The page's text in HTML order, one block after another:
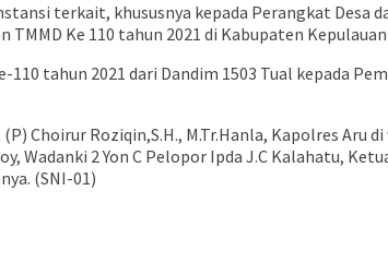
terkait, khususnya kepada Perangkat Desa
Ke 110 tahun 2021 di Kabupaten
tahun 2021 dari Dandim 1503 Tual kepada
Choirur Roziqin,S.H., M.Tr.Hanla, Kapolres Aru
2 Yon C Pelopor Ipda J.C Kalahatu,
(SNI-01)